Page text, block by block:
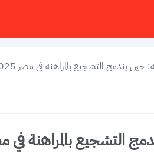
حين يندمج التشجيع بالمراهنة في مصر 2025
التشجيع بالمراهنة في مصر